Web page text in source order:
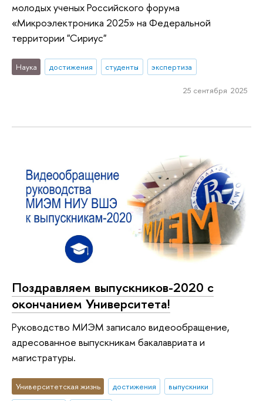
молодых ученых Российского форума
«Микроэлектроника 2025» на Федеральной
территории "Сириус"
Наука достижения студенты экспертиза
25 сентября 2025
Поздравляем выпускников-2020 с
окончанием Университета!
Руководство МИЭМ записало видеообращение,
адресованное выпускникам бакалавриата и
магистратуры.
Университетская жизнь достижения
выпускники